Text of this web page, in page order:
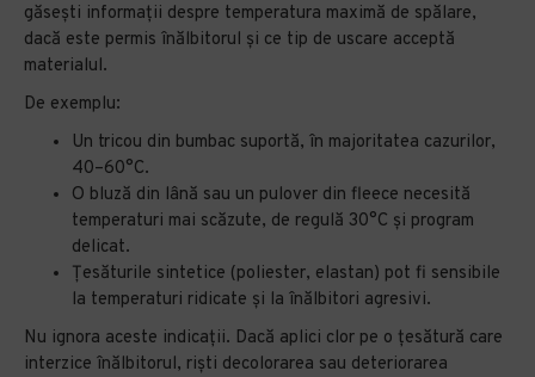
găsești informații despre temperatura maximă de spălare,
dacă este permis înălbitorul și ce tip de uscare acceptă
materialul.
De exemplu:
Un tricou din bumbac suportă, în majoritatea cazurilor,
40–60°C.
O bluză din lână sau un pulover din fleece necesită
temperaturi mai scăzute, de regulă 30°C și program
delicat.
Țesăturile sintetice (poliester, elastan) pot fi sensibile
la temperaturi ridicate și la înălbitori agresivi.
Nu ignora aceste indicații. Dacă aplici clor pe o țesătură care
interzice înălbitorul, riști decolorarea sau deteriorarea